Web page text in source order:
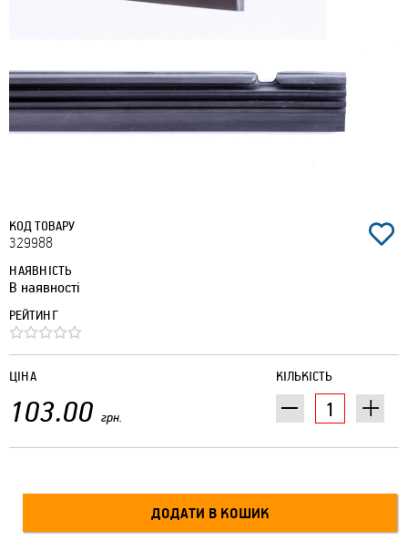
КОД ТОВАРУ
329988
НАЯВНІСТЬ
В наявності
РЕЙТИНГ
КІЛЬКІСТЬ
ЦІНА
103.00 грн.